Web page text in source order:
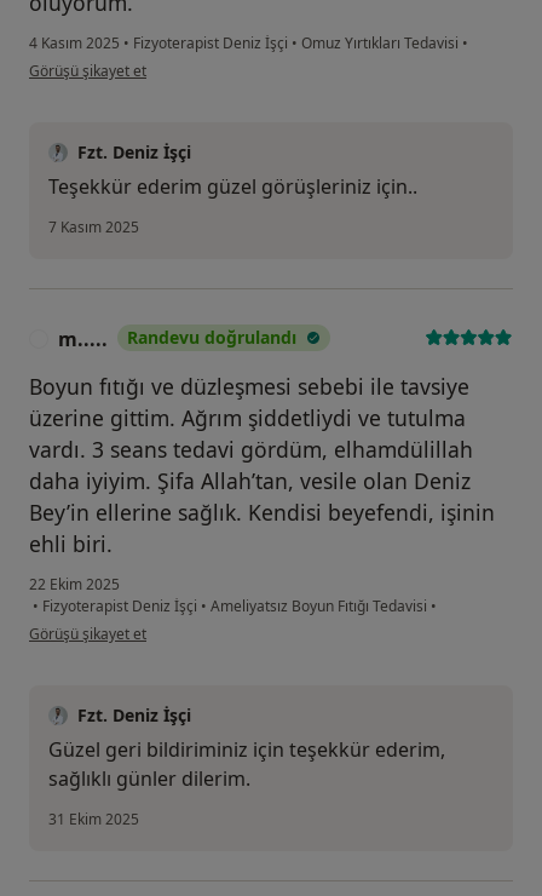
4 Kasım 2025 • Fizyoterapist Deniz İşçi • Omuz Yırtıkları Tedavisi •
kullanıcının görüşüne göre di...r
Görüşü şikayet et
Fzt. Deniz İşçi
Teşekkür ederim güzel görüşleriniz için..
7 Kasım 2025
m..... Randevu doğrulandı
Boyun fıtığı ve düzleşmesi sebebi ile tavsiye
üzerine gittim. Ağrım şiddetliydi ve tutulma
vardı. 3 seans tedavi gördüm, elhamdülillah
daha iyiyim. Şifa Allah’tan, vesile olan Deniz
Bey’in ellerine sağlık. Kendisi beyefendi, işinin
ehli biri.
22 Ekim 2025
• Fizyoterapist Deniz İşçi • Ameliyatsız Boyun Fıtığı Tedavisi •
kullanıcının görüşüne göre m.....
Görüşü şikayet et
Fzt. Deniz İşçi
Güzel geri bildiriminiz için teşekkür ederim,
sağlıklı günler dilerim.
31 Ekim 2025